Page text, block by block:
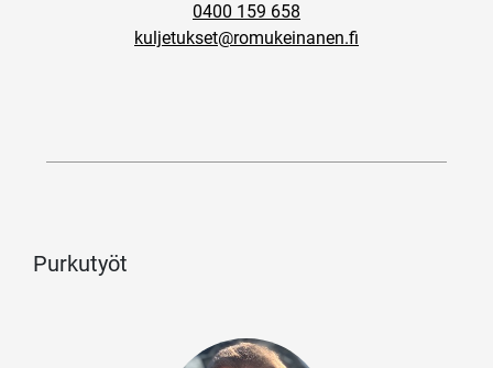
0400 159 658
kuljetukset@romukeinanen.fi
Purkutyöt